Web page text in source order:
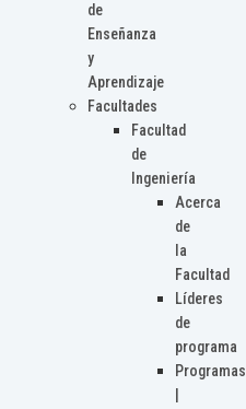
de
Enseñanza
y
Aprendizaje
Facultades
Facultad
de
Ingeniería
Acerca
de
la
Facultad
Líderes
de
programa
Programas